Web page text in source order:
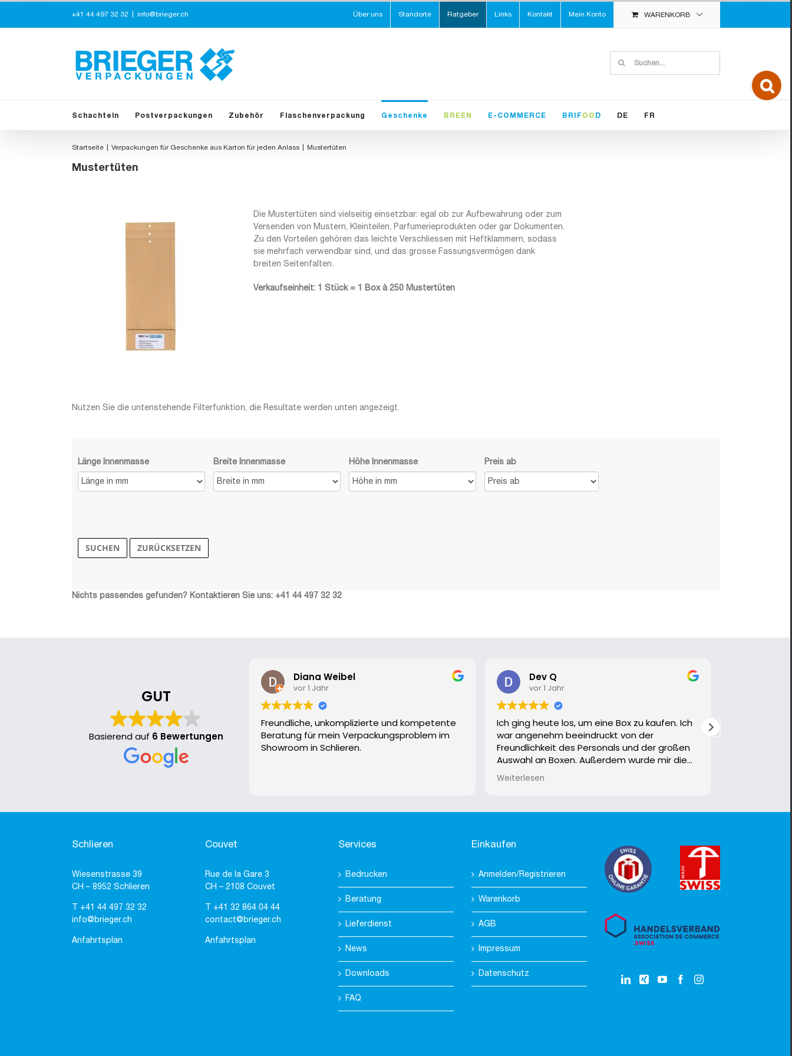
springen
+41 44 497 32 32 info@brieger.ch Über uns Standorte Ratgeber Links Kontakt Mein Konto WARENKORB
nach:
Schachteln Postverpackungen Zubehör Flaschenverpackung Geschenke BREEN E-COMMERCE BRIF OO D DE FR
Mustertüten
Startseite Verpackungen für Geschenke aus Karton für jeden Anlass Mustertüten
Die Mustertüten sind vielseitig einsetzbar: egal ob zur Aufbewahrung oder zum
Versenden von Mustern, Kleinteilen, Parfumerieprodukten oder gar Dokumenten.
Zu den Vorteilen gehören das leichte Verschliessen mit Heftklammern, sodass
sie mehrfach verwendbar sind, und das grosse Fassungsvermögen dank
breiten Seitenfalten.
Verkaufseinheit: 1 Stück = 1 Box à 250 Mustertüten
Nutzen Sie die untenstehende Filterfunktion, die Resultate werden unten angezeigt.
Länge Innenmasse Breite Innenmasse Höhe Innenmasse Preis ab
SUCHEN ZURÜCKSETZEN
Nichts passendes gefunden? Kontaktieren Sie uns: +41 44 497 32 32
GUT
Basierend auf 6 Bewertungen
Diana Weibel
vor 1 Jahr
Freundliche, unkomplizierte und kompetente
Beratung für mein Verpackungsproblem im
Showroom in Schlieren.
Dev Q
vor 1 Jahr
Ich ging heute los, um eine Box zu kaufen. Ich
war angenehm beeindruckt von der
Freundlichkeit des Personals und der großen
Auswahl an Boxen. Außerdem wurde mir die
Box kostenlos angeboten, da ich eine einzige
Box brauchte.
Weiterlesen
Schlieren
Wiesenstrasse 39
CH – 8952 Schlieren
+41 44 497 32 32
info@brieger.ch
Anfahrtsplan
Couvet
Rue de la Gare 3
CH – 2108 Couvet
+41 32 864 04 44
contact@brieger.ch
Anfahrtsplan
Services
Bedrucken
Beratung
Lieferdienst
News
Downloads
FAQ
Einkaufen
Anmelden/Registrieren
Warenkorb
AGB
Impressum
Datenschutz
Toggle
Sliding
Bar